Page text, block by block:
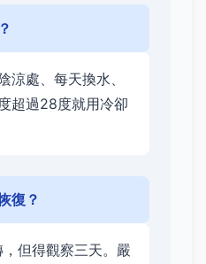
涼處、每天換水、
超過28度就用冷卻
復？
但得觀察三天。嚴